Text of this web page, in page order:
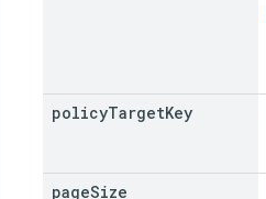
policyTargetKey
pageSize